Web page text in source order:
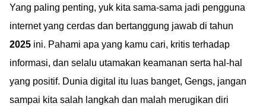
Yang paling penting, yuk kita sama-sama jadi pengguna
internet yang cerdas dan bertanggung jawab di tahun
2025 ini. Pahami apa yang kamu cari, kritis terhadap
informasi, dan selalu utamakan keamanan serta hal-hal
yang positif. Dunia digital itu luas banget, Gengs, jangan
sampai kita salah langkah dan malah merugikan diri